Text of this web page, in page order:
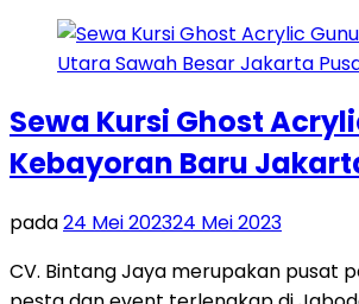
Sewa Kursi Ghost
Kebayoran Baru
pada24 Mei 202324 Mei 2023
CV. Bintang Jaya merupakan pusat